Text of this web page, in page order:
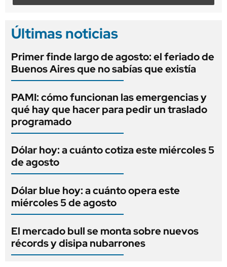
Últimas noticias
Primer finde largo de agosto: el feriado de
Buenos Aires que no sabías que existía
PAMI: cómo funcionan las emergencias y
qué hay que hacer para pedir un traslado
programado
Dólar hoy: a cuánto cotiza este miércoles 5
de agosto
Dólar blue hoy: a cuánto opera este
miércoles 5 de agosto
El mercado bull se monta sobre nuevos
récords y disipa nubarrones